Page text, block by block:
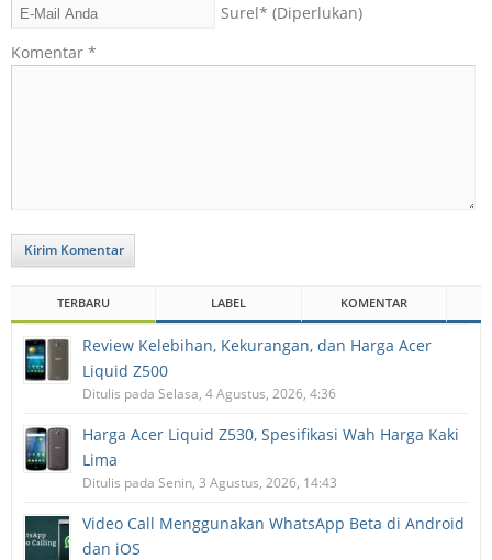
Surel* (Diperlukan)
Komentar *
Kirim Komentar
TERBARU LABEL KOMENTAR
Review Kelebihan, Kekurangan, dan Harga Acer
Liquid Z500
Ditulis pada Selasa, 4 Agustus, 2026, 4:36
Harga Acer Liquid Z530, Spesifikasi Wah Harga Kaki
Lima
Ditulis pada Senin, 3 Agustus, 2026, 14:43
Video Call Menggunakan WhatsApp Beta di Android
dan iOS